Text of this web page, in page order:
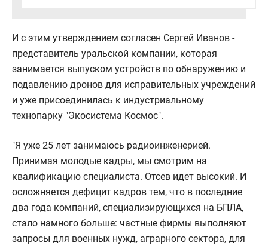
И с этим утверждением согласен Сергей Иванов -
представитель уральской компании, которая
занимается выпуском устройств по обнаружению и
подавлению дронов для исправительных учреждений
и уже присоединилась к индустриальному
технопарку "Экосистема Космос".
"Я уже 25 лет занимаюсь радиоинженерией.
Принимая молодые кадры, мы смотрим на
квалификацию специалиста. Отсев идет высокий. И
осложняется дефицит кадров тем, что в последние
два года компаний, специализирующихся на БПЛА,
стало намного больше: частные фирмы выполняют
запросы для военных нужд, аграрного сектора, для